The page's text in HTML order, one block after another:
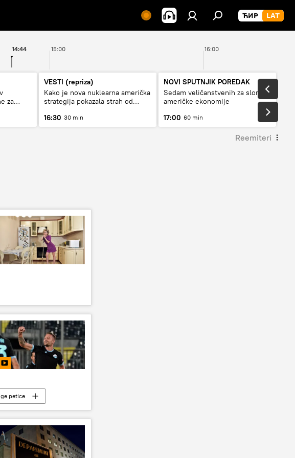
15:00 16:00
14:44
za
VESTI (repriza)
Kako je nova nuklearna američka
strategija pokazala strah od
16:30 30 min
NOVI SPUTNJIK POREDAK
Sedam veličanstvenih za slom
američke ekonomije
17:00 60 min
Reemiteri
petice